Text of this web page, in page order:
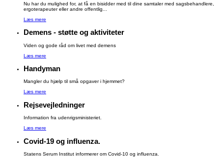
Nu har du mulighed for, at få en bisidder med til dine samtaler med sagsbehandlere,
ergoterapeuter eller andre offentlig...
Læs mere
Demens - støtte og aktiviteter
Viden og gode råd om livet med demens
Læs mere
Handyman
Mangler du hjælp til små opgaver i hjemmet?
Læs mere
Rejsevejledninger
Information fra udenrigsministeriet.
Læs mere
Covid-19 og influenza.
Statens Serum Institut informerer om Covid-10 og influenza.